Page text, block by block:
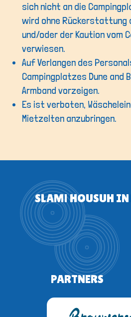
sich nicht an die
wird ohne Rückerstattung
und/oder der Kaution vom
verwiesen.
Auf Verlangen des
Campingplatzes Dune and
Armband vorzeigen.
Es ist verboten,
Mietzelten anzubringen.
SLAM! HOUSUH IN
PARTNERS